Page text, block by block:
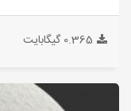
0.365 گیگابایت